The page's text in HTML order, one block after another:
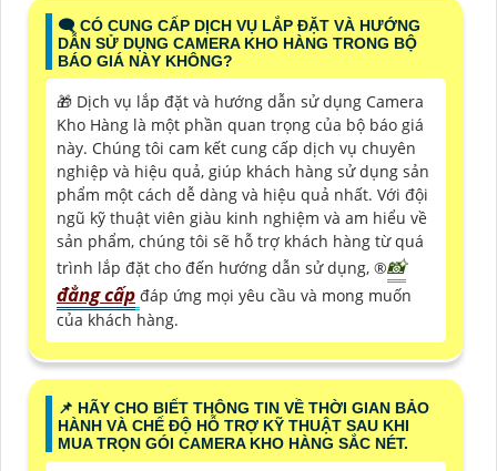
🗨️ CÓ CUNG CẤP DỊCH VỤ LẮP ĐẶT VÀ HƯỚNG
DẪN SỬ DỤNG CAMERA KHO HÀNG TRONG BỘ
BÁO GIÁ NÀY KHÔNG?
🎁 Dịch vụ lắp đặt và hướng dẫn sử dụng Camera
Kho Hàng là một phần quan trọng của bộ báo giá
này. Chúng tôi cam kết cung cấp dịch vụ chuyên
nghiệp và hiệu quả, giúp khách hàng sử dụng sản
phẩm một cách dễ dàng và hiệu quả nhất. Với đội
ngũ kỹ thuật viên giàu kinh nghiệm và am hiểu về
sản phẩm, chúng tôi sẽ hỗ trợ khách hàng từ quá
trình lắp đặt cho đến hướng dẫn sử dụng, ®️📸
đẳng cấp đáp ứng mọi yêu cầu và mong muốn
của khách hàng.
📌 HÃY CHO BIẾT THÔNG TIN VỀ THỜI GIAN BẢO
HÀNH VÀ CHẾ ĐỘ HỖ TRỢ KỸ THUẬT SAU KHI
MUA TRỌN GÓI CAMERA KHO HÀNG SẮC NÉT.